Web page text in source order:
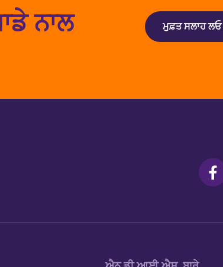
ਨਾਲ
ਮੁਫ਼ਤ ਸਲਾਹ ਲਓ
ਕਰਦੇ ਹਾਂ।.